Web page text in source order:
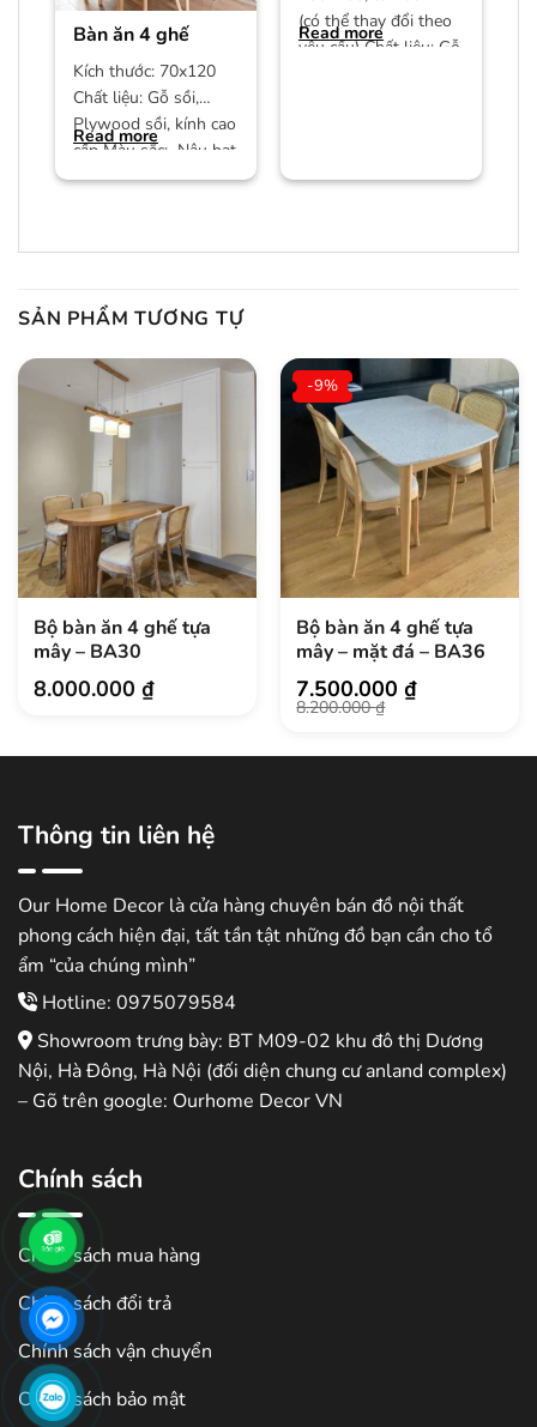
Bàn ăn 4 ghế
Kích thước: 70x120
Chất liệu: Gỗ sồi,
Plywood sồi, kính cao
cấp Màu sắc: Nâu hạt
dẻ/màu trần Bảo
Read more
(có thể thay đổi theo
yêu cầu) Chất liệu: Gỗ
Read more
SẢN PHẨM TƯƠNG TỰ
Bộ bàn ăn 4 ghế tựa
mây – BA30
8.000.000₫
-9%
Bộ bàn ăn 4 ghế tựa
mây – mặt đá – BA36
8.200.000₫
Giá
gốc
7.500.000₫
Giá
hiện
Thông tin liên hệ
Our Home Decor là cửa hàng chuyên bán đồ nội thất
phong cách hiện đại, tất tần tật những đồ bạn cần cho tổ
ẩm “của chúng mình”
Hotline: 0975079584
Showroom trưng bày: BT M09-02 khu đô thị Dương
Nội, Hà Đông, Hà Nội (đối diện chung cư anland complex)
– Gõ trên google: Ourhome Decor VN
Chính sách
Chính sách mua hàng
Chính sách đổi trả
Chính sách vận chuyển
Chính sách bảo mật